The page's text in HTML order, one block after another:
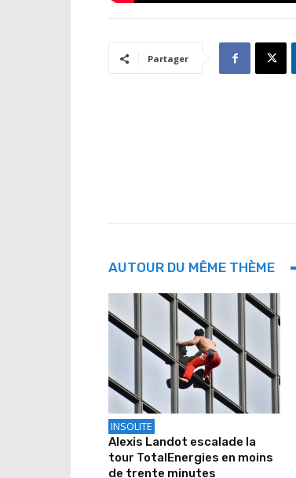
Partager
AUTOUR DU MÊME THÈME
INSOLITE
Alexis Landot escalade la
tour TotalEnergies en moins
de trente minutes